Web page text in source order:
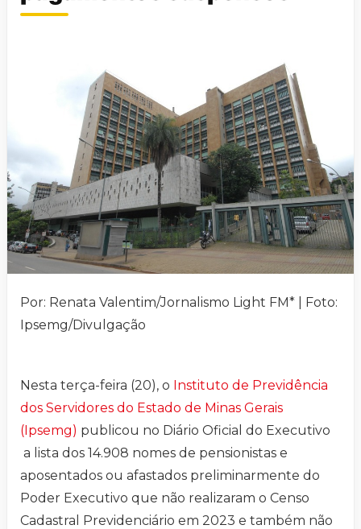
Por: Renata Valentim/Jornalismo Light FM* | Foto:
Ipsemg/Divulgação
Nesta terça-feira (20), o Instituto de Previdência
dos Servidores do Estado de Minas Gerais
(Ipsemg) publicou no Diário Oficial do Executivo
a lista dos 14.908 nomes de pensionistas e
aposentados ou afastados preliminarmente do
Poder Executivo que não realizaram o Censo
Cadastral Previdenciário em 2023 e também não